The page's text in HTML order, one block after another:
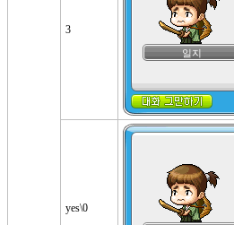
3
일지
yes\0